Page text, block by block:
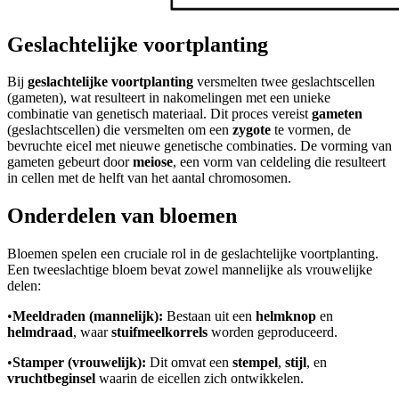
Geslachtelijke voortplanting
Bij geslachtelijke voortplanting versmelten twee geslachtscellen
(gameten), wat resulteert in nakomelingen met een unieke
combinatie van genetisch materiaal. Dit proces vereistgameten
(geslachtscellen) die versmelten om een zygote te vormen, de
bevruchte eicel met nieuwe genetische combinaties. De vorming van
gameten gebeurt doormeiose, een vorm van celdeling die resulteert
in cellen met de helft van het aantal chromosomen.
Onderdelen van bloemen
Bloemen spelen een cruciale rol in de geslachtelijke voortplanting.
Een tweeslachtige bloem bevat zowel mannelijke als vrouwelijke
delen:
•Meeldraden (mannelijk): Bestaan uit een helmknop en
helmdraad, waarstuifmeelkorrels worden geproduceerd.
•Stamper (vrouwelijk): Dit omvat een stempel, stijl, en
vruchtbeginsel waarin de eicellen zich ontwikkelen.